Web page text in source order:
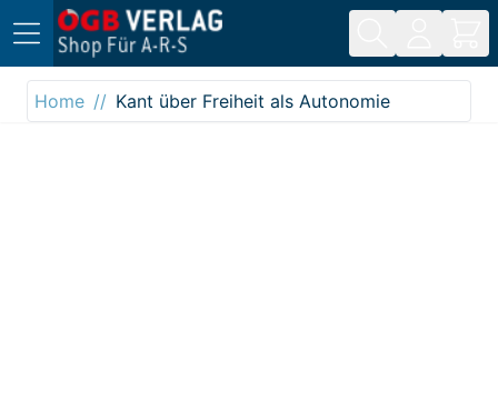
Direkt zum Inhalt
Home
Kant über Freiheit als Autonomie